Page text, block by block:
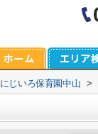
にじいろ保育園中山 >